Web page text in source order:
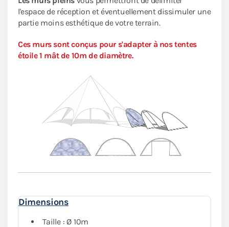
l'espace de réception et éventuellement dissimuler une
partie moins esthétique de votre terrain.
Ces murs sont conçus pour s'adapter à nos tentes
étoile 1 mât de 10m de diamètre.
Dimensions
Taille : Ø 10m